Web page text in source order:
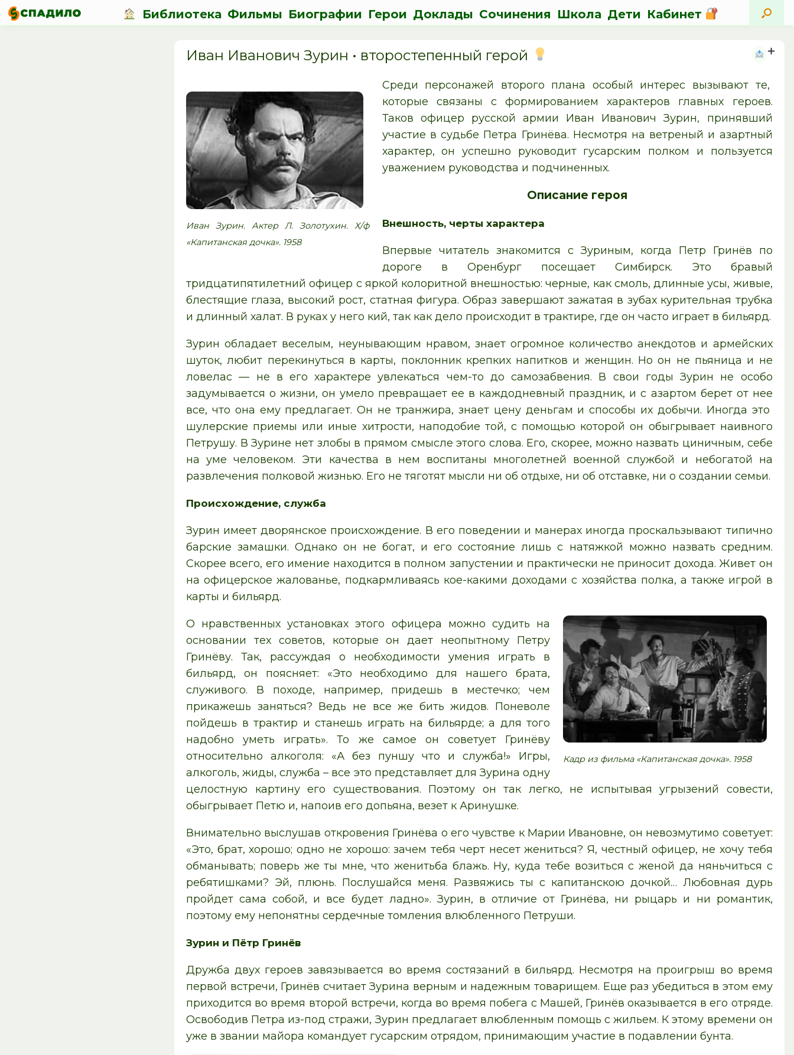
Библиотека Фильмы Биографии Герои Доклады Сочинения Школа Дети Кабинет
Иван Иванович Зурин • второстепенный герой
Иван Зурин. Актер Л. Золотухин. Х/ф
«Капитанская дочка». 1958
Среди персонажей второго плана особый интерес вызывают те,
которые связаны с формированием характеров главных героев.
Таков офицер русской армии Иван Иванович Зурин, принявший
участие в судьбе Петра Гринёва. Несмотря на ветреный и азартный
характер, он успешно руководит гусарским полком и пользуется
уважением руководства и подчиненных.
Описание героя
Внешность, черты характера
Впервые читатель знакомится с Зуриным, когда Петр Гринёв по
дороге в Оренбург посещает Симбирск. Это бравый
тридцатипятилетний офицер с яркой колоритной внешностью: черные, как смоль, длинные усы, живые,
блестящие глаза, высокий рост, статная фигура. Образ завершают зажатая в зубах курительная трубка
и длинный халат. В руках у него кий, так как дело происходит в трактире, где он часто играет в бильярд.
Зурин обладает веселым, неунывающим нравом, знает огромное количество анекдотов и армейских
шуток, любит перекинуться в карты, поклонник крепких напитков и женщин. Но он не пьяница и не
ловелас — не в его характере увлекаться чем-то до самозабвения. В свои годы Зурин не особо
задумывается о жизни, он умело превращает ее в каждодневный праздник, и с азартом берет от нее
все, что она ему предлагает. Он не транжира, знает цену деньгам и способы их добычи. Иногда это
шулерские приемы или иные хитрости, наподобие той, с помощью которой он обыгрывает наивного
Петрушу. В Зурине нет злобы в прямом смысле этого слова. Его, скорее, можно назвать циничным, себе
на уме человеком. Эти качества в нем воспитаны многолетней военной службой и небогатой на
развлечения полковой жизнью. Его не тяготят мысли ни об отдыхе, ни об отставке, ни о создании семьи.
Происхождение, служба
Зурин имеет дворянское происхождение. В его поведении и манерах иногда проскальзывают типично
барские замашки. Однако он не богат, и его состояние лишь с натяжкой можно назвать средним.
Скорее всего, его имение находится в полном запустении и практически не приносит дохода. Живет он
на офицерское жалованье, подкармливаясь кое-какими доходами с хозяйства полка, а также игрой в
карты и бильярд.
Кадр из фильма «Капитанская дочка». 1958
О нравственных установках этого офицера можно судить на
основании тех советов, которые он дает неопытному Петру
Гринёву. Так, рассуждая о необходимости умения играть в
бильярд, он поясняет: «Это необходимо для нашего брата,
служивого. В походе, например, придешь в местечко; чем
прикажешь заняться? Ведь не все же бить жидов. Поневоле
пойдешь в трактир и станешь играть на бильярде; а для того
надобно уметь играть». То же самое он советует Гринёву
относительно алкоголя: «А без пуншу что и служба!» Игры,
алкоголь, жиды, служба – все это представляет для Зурина одну
целостную картину его существования. Поэтому он так легко, не испытывая угрызений совести,
обыгрывает Петю и, напоив его допьяна, везет к Аринушке.
Внимательно выслушав откровения Гринёва о его чувстве к Марии Ивановне, он невозмутимо советует:
«Это, брат, хорошо; одно не хорошо: зачем тебя черт несет жениться? Я, честный офицер, не хочу тебя
обманывать; поверь же ты мне, что женитьба блажь. Ну, куда тебе возиться с женой да няньчиться с
ребятишками? Эй, плюнь. Послушайся меня. Развяжись ты с капитанскою дочкой… Любовная дурь
пройдет сама собой, и все будет ладно». Зурин, в отличие от Гринёва, ни рыцарь и ни романтик,
поэтому ему непонятны сердечные томления влюбленного Петруши.
Зурин и Пётр Гринёв
Дружба двух героев завязывается во время состязаний в бильярд. Несмотря на проигрыш во время
первой встречи, Гринёв считает Зурина верным и надежным товарищем. Еще раз убедиться в этом ему
приходится во время второй встречи, когда во время побега с Машей, Гринёв оказывается в его отряде.
Освободив Петра из-под стражи, Зурин предлагает влюбленным помощь с жильем. К этому времени он
уже в звании майора командует гусарским отрядом, принимающим участие в подавлении бунта.